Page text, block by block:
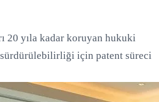
20 yıla kadar koruyan hukuki
için patent süreci